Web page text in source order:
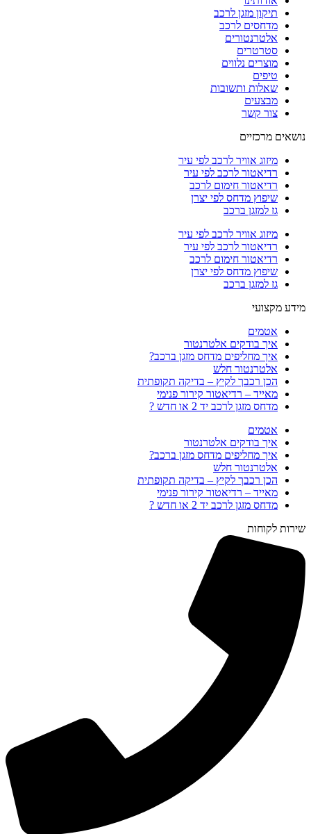
תיקון מזגן לרכב
מדחסים לרכב
אלטרנטורים
סטרטרים
מוצרים נלווים
טיפים
שאלות ותשובות
מבצעים
צור קשר
נושאים מרכזיים
מיזוג אוויר לרכב לפי עיר
רדיאטור לרכב לפי עיר
רדיאטור חימום לרכב
שיפוץ מדחס לפי יצרן
גז למזגן ברכב
מיזוג אוויר לרכב לפי עיר
רדיאטור לרכב לפי עיר
רדיאטור חימום לרכב
שיפוץ מדחס לפי יצרן
גז למזגן ברכב
מידע מקצועי
אטמים
איך בודקים אלטרנטור
איך מחליפים מדחס מזגן ברכב?
אלטרנטור חלש
הכן רכבך לקיץ – בדיקה תקופתית
מאייד – רדיאטור קירור פנימי
מדחס מזגן לרכב יד 2 או חדש ?
אטמים
איך בודקים אלטרנטור
איך מחליפים מדחס מזגן ברכב?
אלטרנטור חלש
הכן רכבך לקיץ – בדיקה תקופתית
מאייד – רדיאטור קירור פנימי
מדחס מזגן לרכב יד 2 או חדש ?
שירות לקוחות